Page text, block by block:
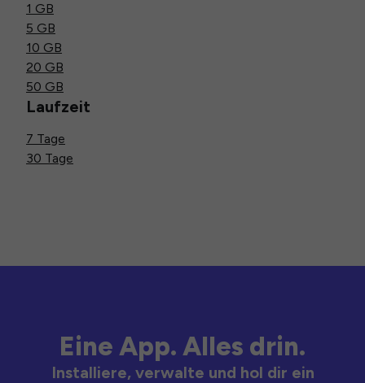
1 GB
5 GB
10 GB
20 GB
50 GB
Laufzeit
7 Tage
30 Tage
Eine App. Alles drin.
Installiere, verwalte und hol dir ein